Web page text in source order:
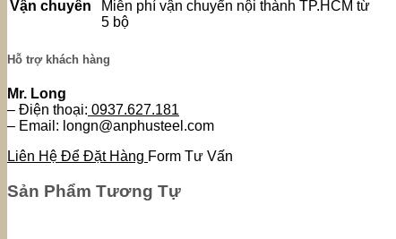
Vận chuyển
Miễn phí vận chuyển nội thành TP.HCM từ
5 bộ
Hỗ trợ khách hàng
Mr. Long
– Điện thoại: 0937.627.181
– Email: longn@anphusteel.com
Liên Hệ Để Đặt Hàng Form Tư Vấn
Sản Phẩm Tương Tự